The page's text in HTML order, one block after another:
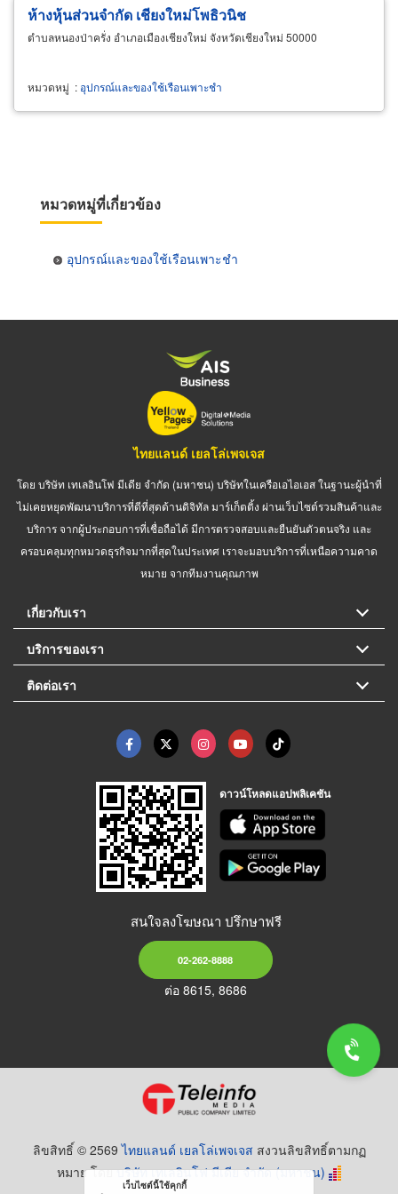
ห้างหุ้นส่วนจำกัด เชียงใหม่โพธิวนิช
ตำบลหนองป่าครั่ง อำเภอเมืองเชียงใหม่ จังหวัดเชียงใหม่ 50000
หมวดหมู่ : อุปกรณ์และของใช้เรือนเพาะชำ
หมวดหมู่ที่เกี่ยวข้อง
อุปกรณ์และของใช้เรือนเพาะชำ
ไทยแลนด์ เยลโล่เพจเจส
โดย บริษัท เทเลอินโฟ มีเดีย จำกัด (มหาชน) บริษัทในเครือเอไอเอส ในฐานะผู้นำที่
ไม่เคยหยุดพัฒนาบริการที่ดีที่สุดด้านดิจิทัล มาร์เก็ตติ้ง ผ่านเว็บไซต์รวมสินค้าและ
บริการ จากผู้ประกอบการที่เชื่อถือได้ มีการตรวจสอบและยืนยันตัวตนจริง และ
ครอบคลุมทุกหมวดธุรกิจมากที่สุดในประเทศ เราจะมอบบริการที่เหนือความคาด
หมาย จากทีมงานคุณภาพ
เกี่ยวกับเรา
บริการของเรา
ติดต่อเรา
ดาวน์โหลดแอปพลิเคชัน
สนใจลงโฆษณา ปรึกษาฟรี
02-262-8888
ต่อ 8615, 8686
ลิขสิทธิ์ © 2569ไทยแลนด์ เยลโล่เพจเจส สงวนลิขสิทธิ์ตามกฏ
หมาย โดยบริษัท เทเลอินโฟ มีเดีย จำกัด (มหาชน)
เว็บไซต์นี้ใช้คุกกี้